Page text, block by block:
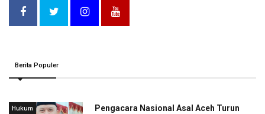
Berita Populer
Hukum
Pengacara Nasional Asal Aceh Turun